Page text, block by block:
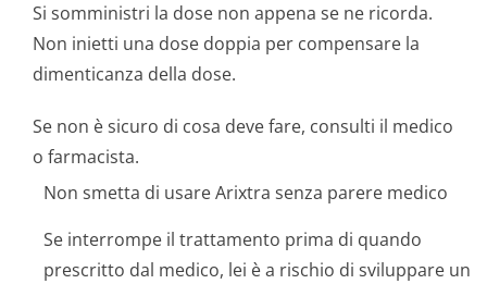
Si somministri la dose non appena se ne ricorda.
Non inietti una dose doppia per compensare la
dimenticanza della dose.
Se non è sicuro di cosa deve fare, consulti il medico
o farmacista.
Non smetta di usare Arixtra senza parere medico
Se interrompe il trattamento prima di quando
prescritto dal medico, lei è a rischio di sviluppare un